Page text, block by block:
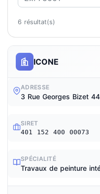
ICONE
ADRESSE
3 Rue Georges Bizet
SIRET
401 152 400 00073
SPÉCIALITÉ
Travaux de peinture
6 résultat(s)